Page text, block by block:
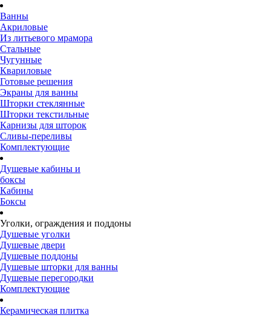
Ванны
Акриловые
Из литьевого мрамора
Стальные
Чугунные
Квариловые
Готовые решения
Экраны для ванны
Шторки стеклянные
Шторки текстильные
Карнизы для шторок
Сливы-переливы
Комплектующие
Душевые кабины и
боксы
Кабины
Боксы
Уголки, ограждения и поддоны
Душевые уголки
Душевые двери
Душевые поддоны
Душевые шторки для ванны
Душевые перегородки
Комплектующие
Керамическая плитка